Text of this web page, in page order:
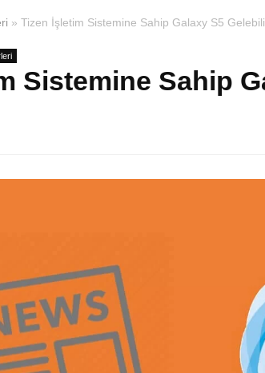
» Tizen İşletim Sistemine Sahip Galaxy S5
Sistemine Sahip